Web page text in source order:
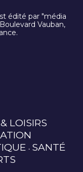
édité par "média
Vauban,
LOISIRS
SANTÉ